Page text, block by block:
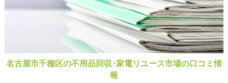
名古屋市千種区の不用品回収･家電リユース市場の口コミ情
報